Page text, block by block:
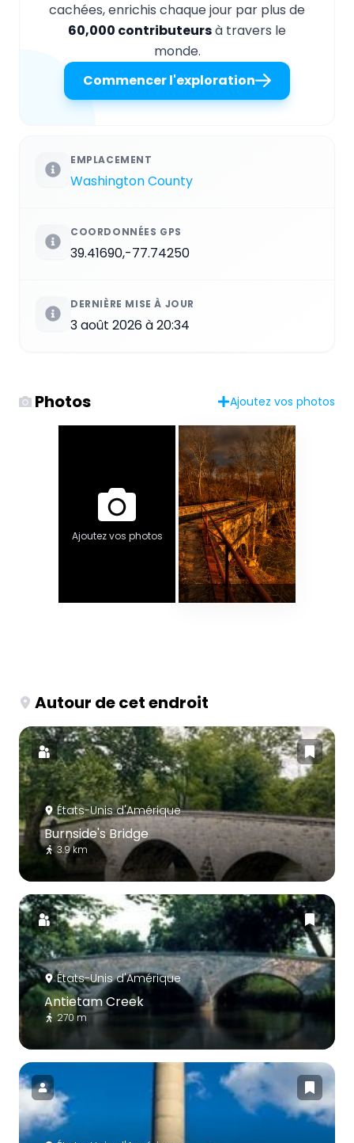
cachées, enrichis chaque jour par plus de
60,000 contributeursà travers le
monde.
Commencer l'exploration
EMPLACEMENT
Washington County
COORDONNÉES GPS
39.41690,-77.74250
DERNIÈRE MISE À JOUR
3 août 2026 à 20:34
Photos Ajoutez vos photos
Ajoutez vos photos
Autour de cet endroit
États-Unis d'Amérique
Burnside's Bridge
3.9 km
États-Unis d'Amérique
Antietam Creek
270 m